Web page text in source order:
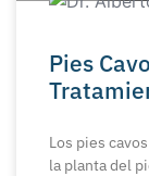
Pies
Los pies
la planta del